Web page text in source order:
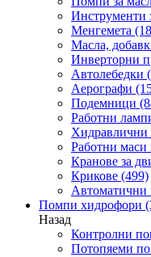
Инструменти
Менгемета
Масла,
Инверторни
Автолебедки
Аерографи
Подемници
Работни
Хидравлични
Работни маси
Кранове за
Крикове (499)
Автоматични
Помпи хидрофори
Назад
Контролни
Потопяеми